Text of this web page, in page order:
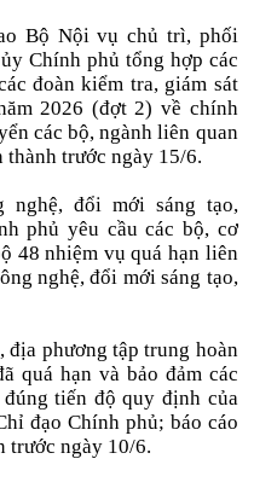
Bộ Nội vụ chủ trì, phối
Chính phủ tổng hợp các
đoàn kiểm tra, giám sát
2026 (đợt 2) về chính
các bộ, ngành liên quan
trước ngày 15/6.
nghệ, đổi mới sáng tạo,
phủ yêu cầu các bộ, cơ
48 nhiệm vụ quá hạn liên
nghệ, đổi mới sáng tạo,
địa phương tập trung hoàn
quá hạn và bảo đảm các
tiến độ quy định của
đạo Chính phủ; báo cáo
trước ngày 10/6.